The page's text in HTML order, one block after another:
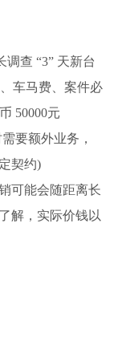
调查 “3” 天新台
车马费、案件必
50000元
要额外业务，
契约)
可能会随距离长
解，实际价钱以